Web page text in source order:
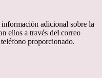
información adicional sobre la
ellos a través del correo
proporcionado.